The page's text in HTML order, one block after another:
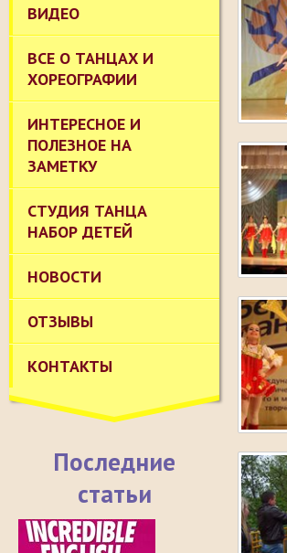
ВИДЕО
ВСЕ О ТАНЦАХ И
ХОРЕОГРАФИИ
ИНТЕРЕСНОЕ И
ПОЛЕЗНОЕ НА
ЗАМЕТКУ
СТУДИЯ ТАНЦА
НАБОР ДЕТЕЙ
НОВОСТИ
ОТЗЫВЫ
КОНТАКТЫ
Последние
статьи